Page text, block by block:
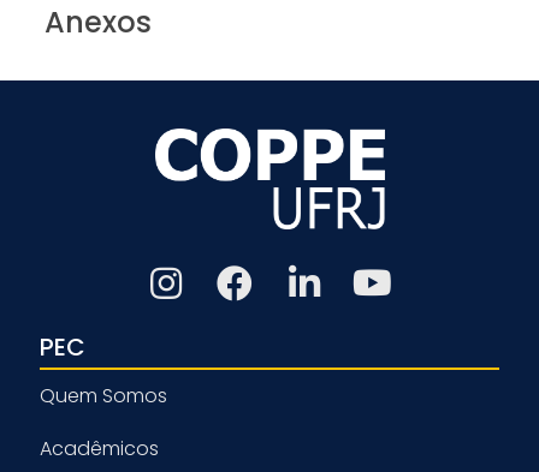
Anexos
PEC
Quem Somos
Acadêmicos